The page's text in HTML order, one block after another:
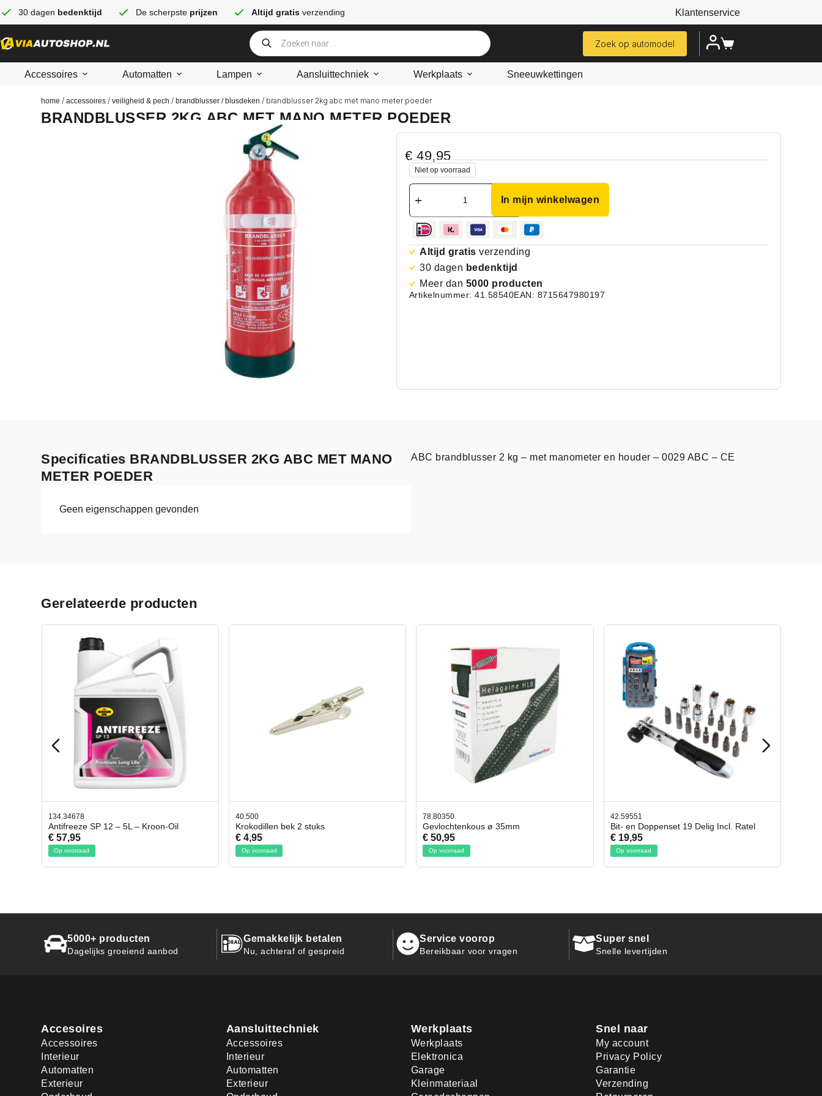
30 dagen bedenktijd De scherpste prijzen Altijd gratis verzending Klantenservice
Zoek op automodel
Accessoires Automatten Lampen Aansluittechniek Werkplaats Sneeuwkettingen
home /accessoires /veiligheid & pech /brandblusser / blusdeken / brandblusser 2kg abc met mano meter poeder
BRANDBLUSSER 2KG ABC MET MANO METER POEDER
€49,95
Niet op voorraad
In mijn winkelwagen
Altijd gratis verzending
30 dagen bedenktijd
Meer dan 5000 producten
Artikelnummer: 41.58540EAN: 8715647980197
Specificaties BRANDBLUSSER 2KG ABC MET MANO
METER POEDER
Geen eigenschappen gevonden
ABC brandblusser 2 kg – met manometer en houder – 0029 ABC – CE
Gerelateerde producten
40.500
Krokodillen bek 2 stuks
€ 4,95
Op voorraad
78.80350
Gevlochtenkous ø 35mm
€ 50,95
Op voorraad
42.59551
Bit- en Doppenset 19 Delig Incl. Ratel
€ 19,95
Op voorraad
42.65998
Afbreekmes 2 stuks
€ 10,95
Op voorraad
5000+ producten
Dagelijks groeiend aanbod
Gemakkelijk betalen
Nu, achteraf of gespreid
Service voorop
Bereikbaar voor vragen
Super snel
Snelle levertijden
Accesoires
Accessoires
Interieur
Automatten
Exterieur
Aansluittechniek
Accessoires
Interieur
Automatten
Exterieur
Werkplaats
Werkplaats
Elektronica
Garage
Kleinmateriaal
Snel naar
My account
Privacy Policy
Garantie
Verzending